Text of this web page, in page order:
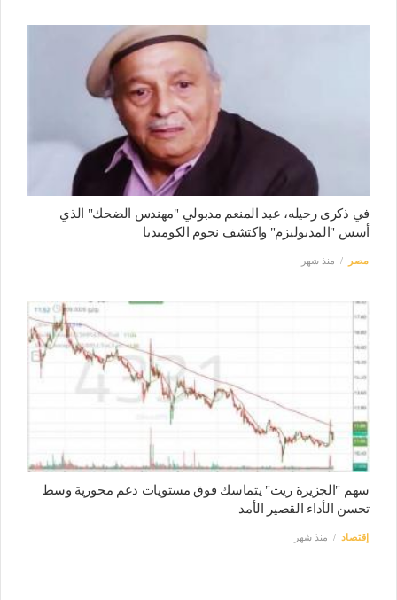
في ذكرى رحيله، عبد المنعم مدبولي "مهندس الضحك" الذي
أسس "المدبوليزم" واكتشف نجوم الكوميديا
مصر منذ شهر
سهم "الجزيرة ريت" يتماسك فوق مستويات دعم محورية وسط
تحسن الأداء القصير الأمد
إقتصاد منذ شهر